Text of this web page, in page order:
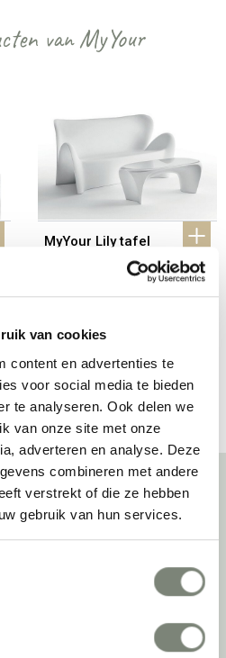
van cookies
content en advertenties te
voor social media te bieden
te analyseren. Ook delen we
van onze site met onze
adverteren en analyse. Deze
combineren met andere
verstrekt of die ze hebben
gebruik van hun services.
van MyYour
MyYour Lily tafel
van MyYour
én expert op het gebied
we ons dagelijks met veel
En dat doen we niet alleen
duurzame en circulaire karakter